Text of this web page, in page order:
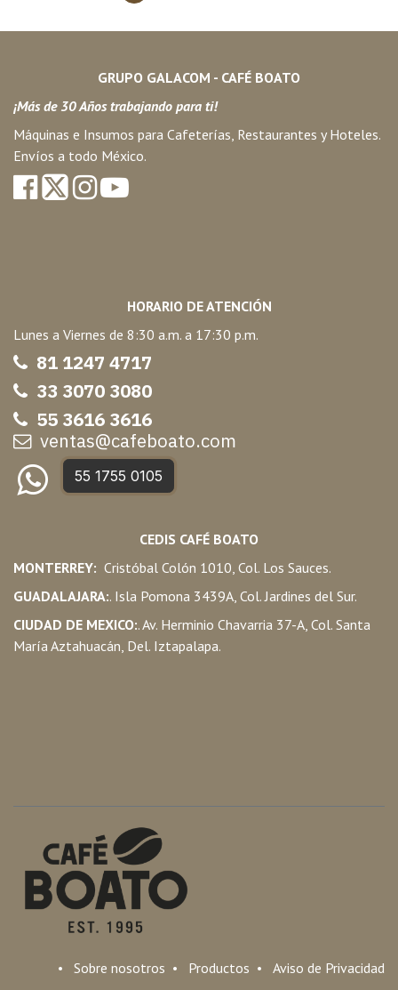
GRUPO GALACOM - CAFÉ BOATO
¡Más de 30 Años trabajando para ti!
Máquinas e Insumos para Cafeterías, Restaurantes y Hoteles.
Envíos a todo México.
HORARIO DE ATENCIÓN
Lunes a Viernes de 8:30 a.m. a 17:30 p.m.
81 1247 4717
33 3070 3080
55 3616 3616
ventas@cafeboato.com
55 1755 0105
CEDIS CAFÉ BOATO
MONTERREY: Cristóbal Colón 1010, Col. Los Sauces.
GUADALAJARA:. Isla Pomona 3439A, Col. Jardines del Sur.
CIUDAD DE MEXICO:. Av. Herminio Chavarria 37-A, Col. Santa
María Aztahuacán, Del. Iztapalapa.
• Sobre nosotros • Productos • Aviso de Privacidad